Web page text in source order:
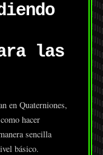
las
en Quaterniones,
hacer
sencilla
básico.